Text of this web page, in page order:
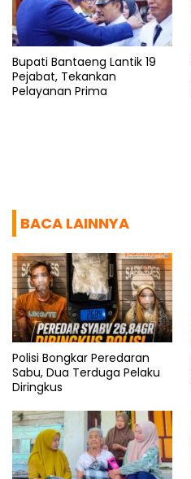
Bupati Bantaeng Lantik 19
Pejabat, Tekankan
Pelayanan Prima
BACA LAINNYA
Polisi Bongkar Peredaran
Sabu, Dua Terduga Pelaku
Diringkus